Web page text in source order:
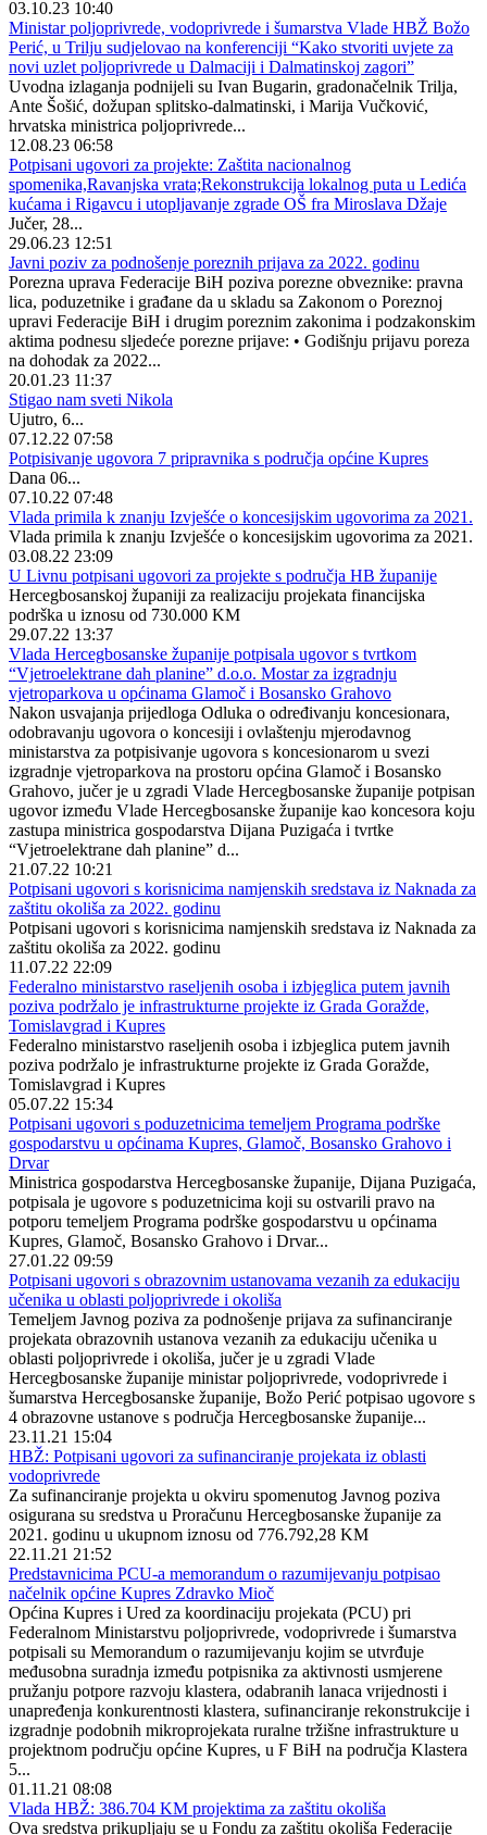
03.10.23 10:40
Ministar poljoprivrede, vodoprivrede i šumarstva Vlade HBŽ Božo
Perić, u Trilju sudjelovao na konferenciji “Kako stvoriti uvjete za
novi uzlet poljoprivrede u Dalmaciji i Dalmatinskoj zagori”
Uvodna izlaganja podnijeli su Ivan Bugarin, gradonačelnik Trilja,
Ante Šošić, dožupan splitsko-dalmatinski, i Marija Vučković,
hrvatska ministrica poljoprivrede...
12.08.23 06:58
Potpisani ugovori za projekte: Zaštita nacionalnog
spomenika,Ravanjska vrata;Rekonstrukcija lokalnog puta u Ledića
kućama i Rigavcu i utopljavanje zgrade OŠ fra Miroslava Džaje
Jučer, 28...
29.06.23 12:51
Javni poziv za podnošenje poreznih prijava za 2022. godinu
Porezna uprava Federacije BiH poziva porezne obveznike: pravna
lica, poduzetnike i građane da u skladu sa Zakonom o Poreznoj
upravi Federacije BiH i drugim poreznim zakonima i podzakonskim
aktima podnesu sljedeće porezne prijave: • Godišnju prijavu poreza
na dohodak za 2022...
20.01.23 11:37
Stigao nam sveti Nikola
Ujutro, 6...
07.12.22 07:58
Potpisivanje ugovora 7 pripravnika s područja općine Kupres
Dana 06...
07.10.22 07:48
Vlada primila k znanju Izvješće o koncesijskim ugovorima za 2021.
Vlada primila k znanju Izvješće o koncesijskim ugovorima za 2021.
03.08.22 23:09
U Livnu potpisani ugovori za projekte s područja HB županije
Hercegbosanskoj županiji za realizaciju projekata financijska
podrška u iznosu od 730.000 KM
29.07.22 13:37
Vlada Hercegbosanske županije potpisala ugovor s tvrtkom
“Vjetroelektrane dah planine” d.o.o. Mostar za izgradnju
vjetroparkova u općinama Glamoč i Bosansko Grahovo
Nakon usvajanja prijedloga Odluka o određivanju koncesionara,
odobravanju ugovora o koncesiji i ovlaštenju mjerodavnog
ministarstva za potpisivanje ugovora s koncesionarom u svezi
izgradnje vjetroparkova na prostoru općina Glamoč i Bosansko
Grahovo, jučer je u zgradi Vlade Hercegbosanske županije potpisan
ugovor između Vlade Hercegbosanske županije kao koncesora koju
zastupa ministrica gospodarstva Dijana Puzigaća i tvrtke
“Vjetroelektrane dah planine” d...
21.07.22 10:21
Potpisani ugovori s korisnicima namjenskih sredstava iz Naknada za
zaštitu okoliša za 2022. godinu
Potpisani ugovori s korisnicima namjenskih sredstava iz Naknada za
zaštitu okoliša za 2022. godinu
11.07.22 22:09
Federalno ministarstvo raseljenih osoba i izbjeglica putem javnih
poziva podržalo je infrastrukturne projekte iz Grada Goražde,
Tomislavgrad i Kupres
Federalno ministarstvo raseljenih osoba i izbjeglica putem javnih
poziva podržalo je infrastrukturne projekte iz Grada Goražde,
Tomislavgrad i Kupres
05.07.22 15:34
Potpisani ugovori s poduzetnicima temeljem Programa podrške
gospodarstvu u općinama Kupres, Glamoč, Bosansko Grahovo i
Drvar
Ministrica gospodarstva Hercegbosanske županije, Dijana Puzigaća,
potpisala je ugovore s poduzetnicima koji su ostvarili pravo na
potporu temeljem Programa podrške gospodarstvu u općinama
Kupres, Glamoč, Bosansko Grahovo i Drvar...
27.01.22 09:59
Potpisani ugovori s obrazovnim ustanovama vezanih za edukaciju
učenika u oblasti poljoprivrede i okoliša
Temeljem Javnog poziva za podnošenje prijava za sufinanciranje
projekata obrazovnih ustanova vezanih za edukaciju učenika u
oblasti poljoprivrede i okoliša, jučer je u zgradi Vlade
Hercegbosanske županije ministar poljoprivrede, vodoprivrede i
šumarstva Hercegbosanske županije, Božo Perić potpisao ugovore s
4 obrazovne ustanove s područja Hercegbosanske županije...
23.11.21 15:04
HBŽ: Potpisani ugovori za sufinanciranje projekata iz oblasti
vodoprivrede
Za sufinanciranje projekta u okviru spomenutog Javnog poziva
osigurana su sredstva u Proračunu Hercegbosanske županije za
2021. godinu u ukupnom iznosu od 776.792,28 KM
22.11.21 21:52
Predstavnicima PCU-a memorandum o razumijevanju potpisao
načelnik općine Kupres Zdravko Mioč
Općina Kupres i Ured za koordinaciju projekata (PCU) pri
Federalnom Ministarstvu poljoprivrede, vodoprivrede i šumarstva
potpisali su Memorandum o razumijevanju kojim se utvrđuje
međusobna suradnja između potpisnika za aktivnosti usmjerene
pružanju potpore razvoju klastera, odabranih lanaca vrijednosti i
unapređenja konkurentnosti klastera, sufinanciranje rekonstrukcije i
izgradnje podobnih mikroprojekata ruralne tržišne infrastrukture u
projektnom području općine Kupres, u F BiH na područja Klastera
5...
01.11.21 08:08
Vlada HBŽ: 386.704 KM projektima za zaštitu okoliša
Ova sredstva prikupljaju se u Fondu za zaštitu okoliša Federacije